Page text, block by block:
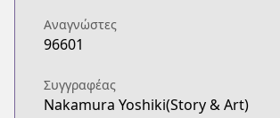
Αναγνώστες
96601
Συγγραφέας
Nakamura Yoshiki(Story & Art)